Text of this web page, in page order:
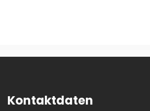
Kontaktdaten